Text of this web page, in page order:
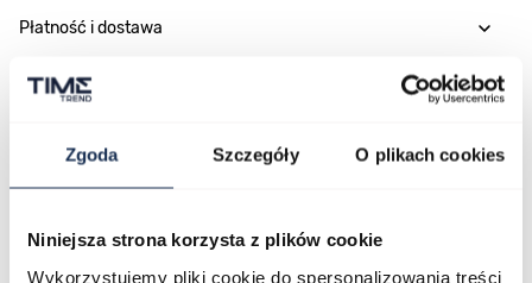
Zgoda Szczegóły O plikach cookies
Niniejsza strona korzysta z plików cookie
Wykorzystujemy pliki cookie do spersonalizowania treści
Płatność i dostawa
Najczęściej kupowane
Poruszanie się po elementach karuzeli jest możliwe za pomocą
Naciśnij, aby pominąć karuzelę
Naciśnij, aby przejść do nawigacji karuzeli